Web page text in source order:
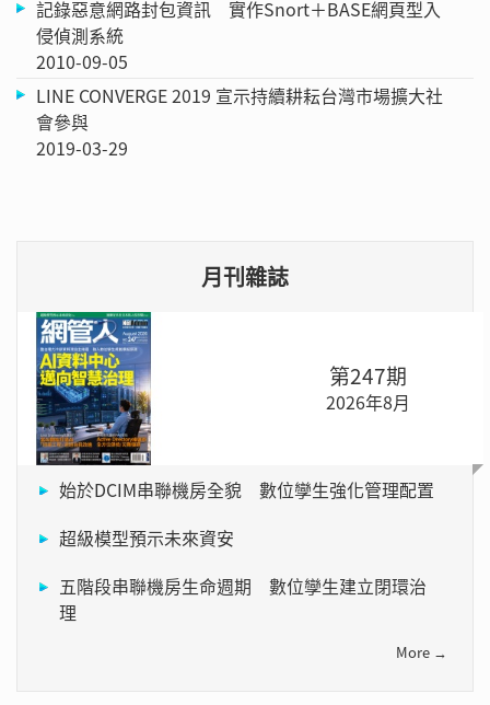
記錄惡意網路封包資訊 實作Snort＋BASE網頁型入
侵偵測系統
2010-09-05
LINE CONVERGE 2019 宣示持續耕耘台灣市場擴大社
會參與
2019-03-29
月刊雜誌
第247期
2026年8月
始於DCIM串聯機房全貌 數位孿生強化管理配置
超級模型預示未來資安
五階段串聯機房生命週期 數位孿生建立閉環治
理
More →